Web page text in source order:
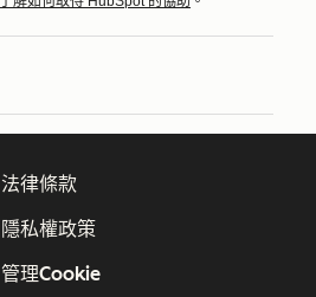
法律條款
隱私權政策
管理Cookie